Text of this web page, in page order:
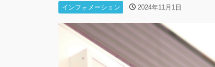
インフォメーション 2024年11月1日